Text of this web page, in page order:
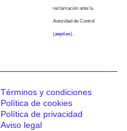
reclamación ante la
Autoridad de Control
(aepd.es).
Términos y condiciones
Política de cookies
Política de privacidad
Aviso legal